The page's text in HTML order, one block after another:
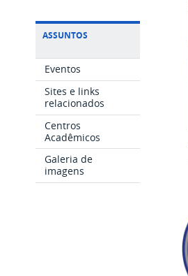
ASSUNTOS
Eventos
Sites e links
relacionados
Centros
Acadêmicos
Galeria de
imagens